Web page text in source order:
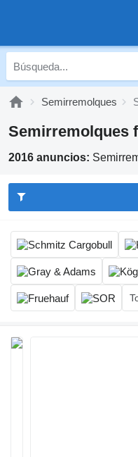
Semirremolques
Semirremolques
2016 anuncios: